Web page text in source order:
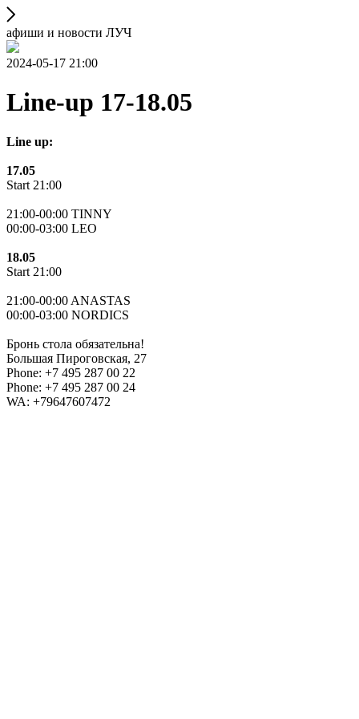
афиши и новости ЛУЧ
2024-05-17 21:00
Line-up 17-18.05
Line up:
17.05
Start 21:00
21:00-00:00 TINNY
00:00-03:00 LEO
18.05
Start 21:00
21:00-00:00 ANASTAS
00:00-03:00 NORDICS
Бронь стола обязательна!
Большая Пироговская, 27
Phone: +7 495 287 00 22
Phone: +7 495 287 00 24
WA: +79647607472